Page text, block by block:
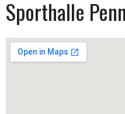
Sporthalle